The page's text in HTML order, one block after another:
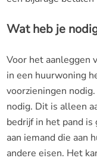
Wat heb je
Voor het aanleggen
in een huurwoning
voorzieningen nodig.
nodig. Dit is alleen
bedrijf in het pand
aan iemand die aan
andere eisen. Het